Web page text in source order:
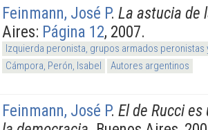
Feinmann, José P. La astucia de
Aires: Página 12, 2007.
Izquierda peronista, grupos armados
Cámpora, Perón, Isabel
Autores argentinos
Feinmann, José P. El de Rucci